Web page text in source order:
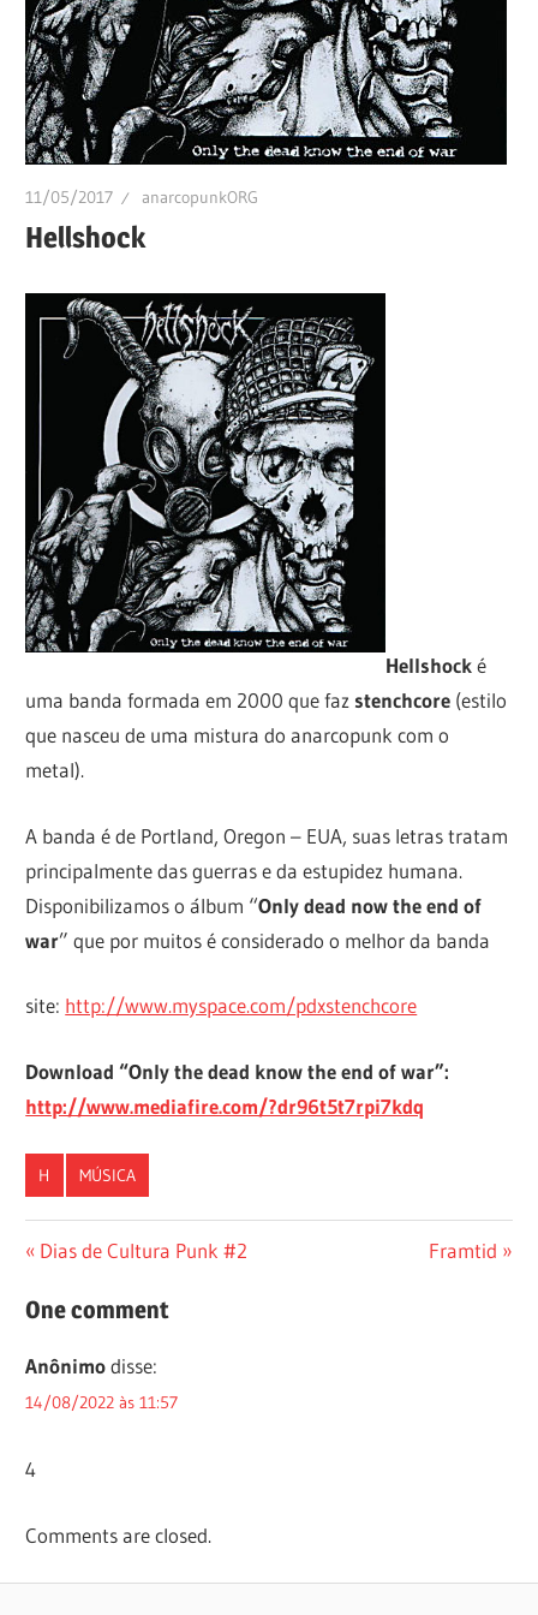
11/05/2017 anarcopunkORG
Hellshock
Hellshocké
uma banda formada em 2000 que faz stenchcore (estilo
que nasceu de uma mistura do anarcopunk com o
metal).
A banda é de Portland, Oregon – EUA, suas letras tratam
principalmente das guerras e da estupidez humana.
Disponibilizamos o álbum “Only dead now the end of
war” que por muitos é considerado o melhor da banda
site: http://www.myspace.com/pdxstenchcore
Download “Only the dead know the end of war”:
http://www.mediafire.com/?dr96t5t7rpi7kdq
H MÚSICA
Navegação
de
Previous
Dias de Cultura Punk #2
Next
Framtid
One comment
Anônimo disse:
14/08/2022 às 11:57
4
Comments are closed.